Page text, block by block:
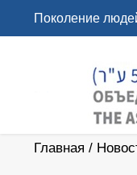
Поколение
Главная /